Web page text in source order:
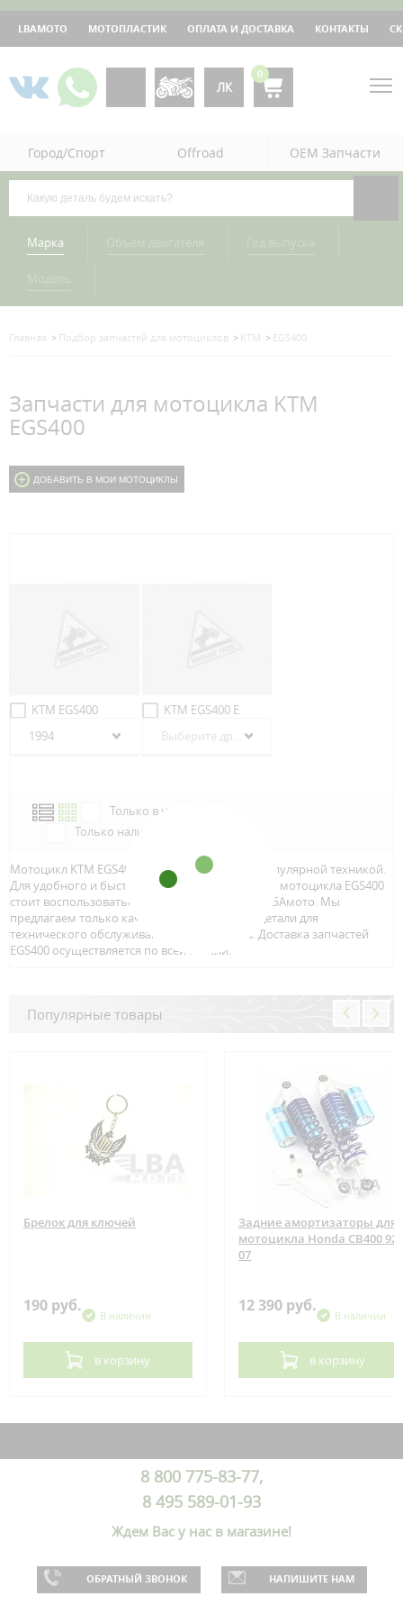
LBAMOTO МОТОПЛАСТИК ОПЛАТА И ДОСТАВКА КОНТАКТЫ
ЛК
0
Город/Спорт Offroad OEM Запчасти
Марка
Главная Подбор запчастей для мотоциклов KTM EGS400
Запчасти для мотоцикла KTM
EGS400
ДОБАВИТЬ В МОИ МОТОЦИКЛЫ
KTM EGS400
1994
KTM EGS400 E
Выберите другой год
Только в наличии
Только наличие м.Аэропорт
Мотоцикл KTM EGS400 является достаточно популярной техникой.
Для удобного и быстрого поиска запчастей для мотоцикла EGS400
стоит воспользоваться онлайн каталогом от ЛБАмото. Мы
предлагаем только качественный тюнинг и детали для
технического обслуживание вашего байка. Доставка запчастей
EGS400 осуществляется по всей Росcии.
Популярные товары
Брелок для ключей
190 руб.
В наличии
в корзину
Задние амортизаторы для
мотоцикла Honda CB400 92-
07
12 390 руб.
В наличии
в корзину
8 800 775-83-77,
8 495 589-01-93
Ждем Вас у нас в магазине!
ОБРАТНЫЙ ЗВОНОК НАПИШИТЕ НАМ